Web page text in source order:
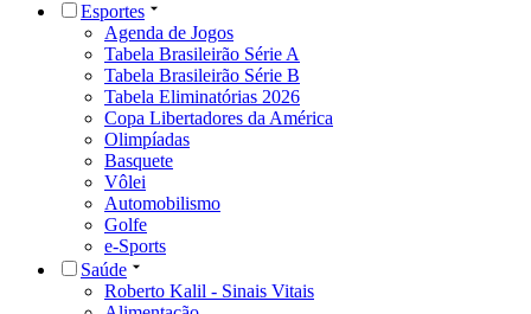
Esportes
Agenda de Jogos
Tabela Brasileirão Série A
Tabela Brasileirão Série B
Tabela Eliminatórias 2026
Copa Libertadores da América
Olimpíadas
Basquete
Vôlei
Automobilismo
Golfe
e-Sports
Saúde
Roberto Kalil - Sinais Vitais